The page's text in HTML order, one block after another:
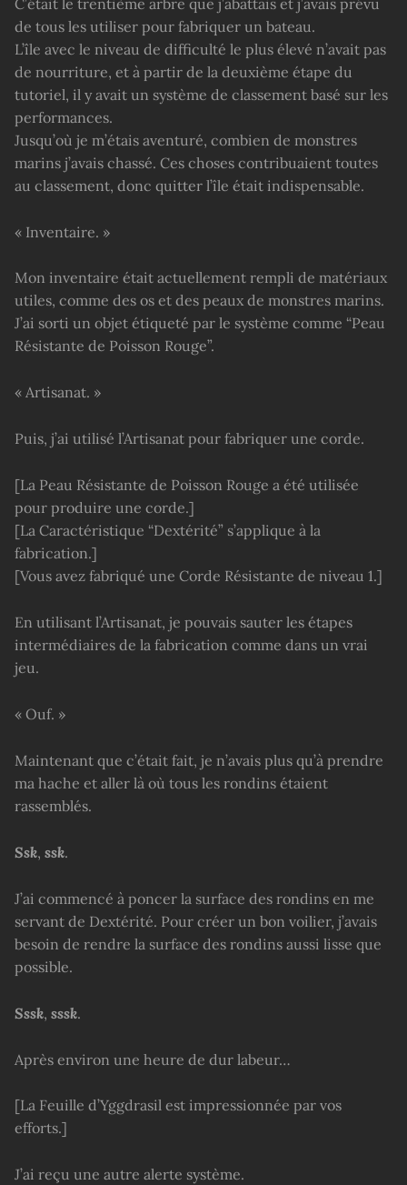
de tous les utiliser pour fabriquer un bateau.
L’île avec le niveau de difficulté le plus élevé n’avait pas
de nourriture, et à partir de la deuxième étape du
tutoriel, il y avait un système de classement basé sur les
performances.
Jusqu’où je m’étais aventuré, combien de monstres
marins j’avais chassé. Ces choses contribuaient toutes
au classement, donc quitter l’île était indispensable.
« Inventaire. »
Mon inventaire était actuellement rempli de matériaux
utiles, comme des os et des peaux de monstres marins.
J’ai sorti un objet étiqueté par le système comme “Peau
Résistante de Poisson Rouge”.
« Artisanat. »
Puis, j’ai utilisé l’Artisanat pour fabriquer une corde.
[La Peau Résistante de Poisson Rouge a été utilisée
pour produire une corde.]
[La Caractéristique “Dextérité” s’applique à la
fabrication.]
[Vous avez fabriqué une Corde Résistante de niveau 1.]
En utilisant l’Artisanat, je pouvais sauter les étapes
intermédiaires de la fabrication comme dans un vrai
jeu.
« Ouf. »
Maintenant que c’était fait, je n’avais plus qu’à prendre
ma hache et aller là où tous les rondins étaient
rassemblés.
Ssk, ssk.
J’ai commencé à poncer la surface des rondins en me
servant de Dextérité. Pour créer un bon voilier, j’avais
besoin de rendre la surface des rondins aussi lisse que
possible.
Sssk, sssk.
Après environ une heure de dur labeur…
[La Feuille d’Yggdrasil est impressionnée par vos
efforts.]
J’ai reçu une autre alerte système.